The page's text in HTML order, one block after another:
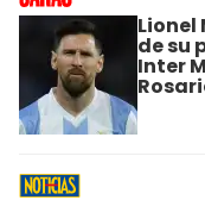
Lionel
de su
Inter